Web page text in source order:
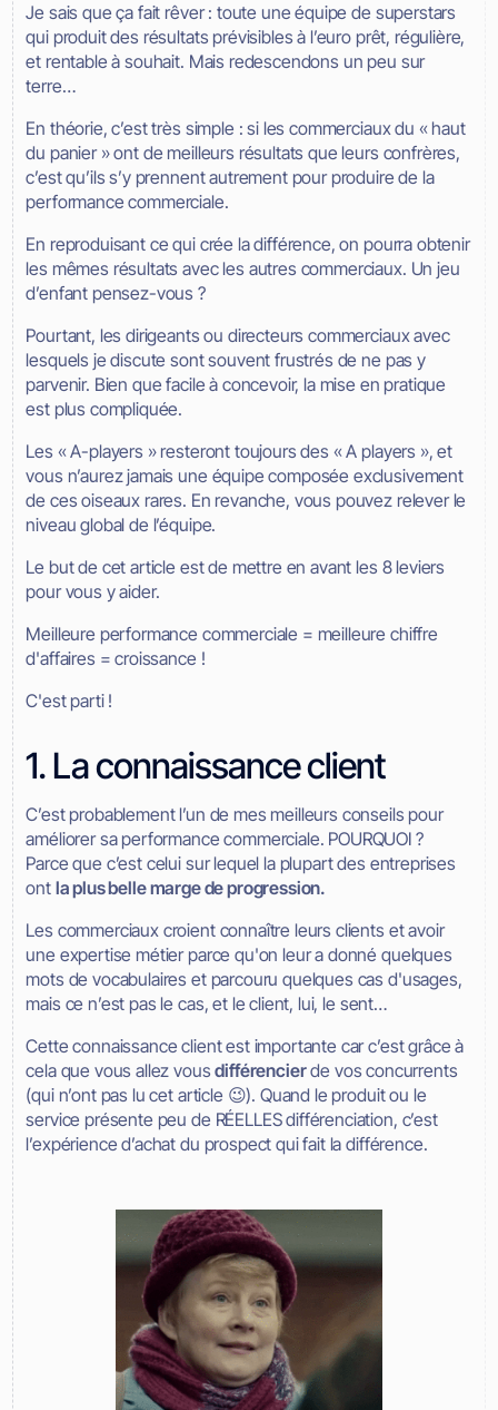
Je sais que ça fait rêver : toute une équipe de superstars
qui produit des résultats prévisibles à l’euro prêt, régulière,
et rentable à souhait. Mais redescendons un peu sur
terre…
En théorie, c’est très simple : si les commerciaux du « haut
du panier » ont de meilleurs résultats que leurs confrères,
c’est qu’ils s’y prennent autrement pour produire de la
performance commerciale.
En reproduisant ce qui crée la différence, on pourra obtenir
les mêmes résultats avec les autres commerciaux. Un jeu
d’enfant pensez-vous ?
Pourtant, les dirigeants ou directeurs commerciaux avec
lesquels je discute sont souvent frustrés de ne pas y
parvenir. Bien que facile à concevoir, la mise en pratique
est plus compliquée.
Les « A-players » resteront toujours des « A players », et
vous n’aurez jamais une équipe composée exclusivement
de ces oiseaux rares. En revanche, vous pouvez relever le
niveau global de l’équipe.
Le but de cet article est de mettre en avant les 8 leviers
pour vous y aider.
Meilleure performance commerciale = meilleure chiffre
d'affaires = croissance !
C'est parti !
1. La connaissance client
C’est probablement l’un de mes meilleurs conseils pour
améliorer sa performance commerciale. POURQUOI ?
Parce que c’est celui sur lequel la plupart des entreprises
ont la plus belle marge de progression.
Les commerciaux croient connaître leurs clients et avoir
une expertise métier parce qu'on leur a donné quelques
mots de vocabulaires et parcouru quelques cas d'usages,
mais ce n’est pas le cas, et le client, lui, le sent…
Cette connaissance client est importante car c’est grâce à
cela que vous allez vousdifférencierde vos concurrents
(qui n’ont pas lu cet article 😉). Quand le produit ou le
service présente peu de RÉELLES différenciation, c’est
l’expérience d’achat du prospect qui fait la différence.